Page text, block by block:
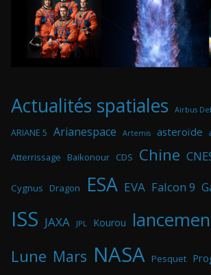
Actualités spatiales Airbus
ARIANE 5 Arianespace Artemis asteroïde
Atterrissage Baikonour CDS Chine
Cygnus Dragon ESA EVA Falcon 9
ISS JAXA JPL Kourou
Lune Mars NASA Pesquet